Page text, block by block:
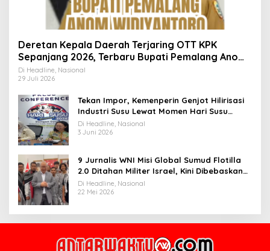
Deretan Kepala Daerah Terjaring OTT KPK
Sepanjang 2026, Terbaru Bupati Pemalang Anom
Widiyantoro
Di Headline, Nasional
29 Juli 2026
Tekan Impor, Kemenperin Genjot Hilirisasi
Industri Susu Lewat Momen Hari Susu
Nusantara 2026
Di Headline, Nasional
3 Juni 2026
9 Jurnalis WNI Misi Global Sumud Flotilla
2.0 Ditahan Militer Israel, Kini Dibebaskan
dan Dievakuasi ke Istanbul
Di Headline, Nasional
22 Mei 2026